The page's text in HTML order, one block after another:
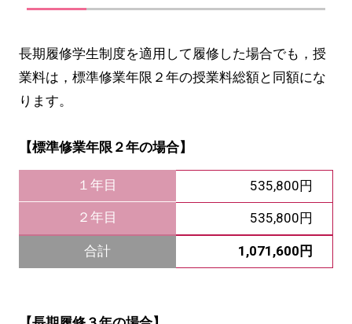
長期履修学生制度を適用して履修した場合でも，授
業料は，標準修業年限２年の授業料総額と同額にな
ります。
【標準修業年限２年の場合】
１年目 535,800円
２年目 535,800円
合計 1,071,600円